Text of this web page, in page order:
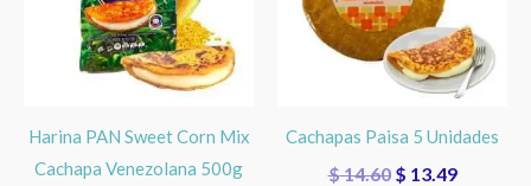
Harina PAN Sweet Corn Mix
Cachapa Venezolana 500g
Mix
Cachapa
Venezolana
cantidad
Cachapas Paisa 5 Unidades
$14.60 $ 13.49
cantidad